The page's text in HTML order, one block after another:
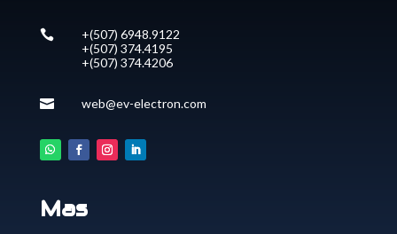

+(507) 6948.9122
+(507) 374.4195
+(507) 374.4206
 web@ev-electron.com
Mas